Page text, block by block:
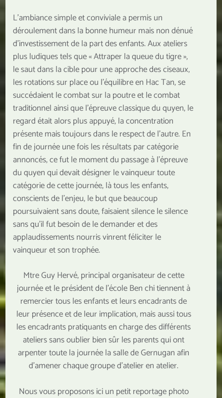
L’ambiance simple et conviviale a permis un
déroulement dans la bonne humeur mais non dénué
d’investissement de la part des enfants. Aux ateliers
plus ludiques tels que « Attraper la queue du tigre »,
le saut dans la cible pour une approche des ciseaux,
les rotations sur place ou l’équilibre en Hac Tan, se
succédaient le combat sur la poutre et le combat
traditionnel ainsi que l’épreuve classique du quyen, le
regard était alors plus appuyé, la concentration
présente mais toujours dans le respect de l’autre. En
fin de journée une fois les résultats par catégorie
annoncés, ce fut le moment du passage à l’épreuve
du quyen qui devait désigner le vainqueur toute
catégorie de cette journée, là tous les enfants,
conscients de l’enjeu, le but que beaucoup
poursuivaient sans doute, faisaient silence le silence
sans qu’il fut besoin de le demander et des
applaudissements nourris vinrent féliciter le
vainqueur et son trophée.
Mtre Guy Hervé, principal organisateur de cette
journée et le président de l’école Ben chi tiennent à
remercier tous les enfants et leurs encadrants de
leur présence et de leur implication, mais aussi tous
les encadrants pratiquants en charge des différents
ateliers sans oublier bien sûr les parents qui ont
arpenter toute la journée la salle de Gernugan afin
d’amener chaque groupe d’atelier en atelier.
Nous vous proposons ici un petit reportage photo